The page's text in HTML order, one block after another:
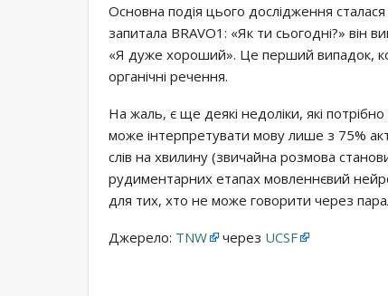
Основна подія цього дослідження
запитала BRAVO1: «Як ти сьогодні?» він
«Я дуже хороший». Це перший випадок,
органічні речення.
На жаль, є ще деякі недоліки, які
може інтерпретувати мову лише з 75%
слів на хвилину (звичайна розмова
рудиментарних етапах мовленнєвий
для тих, хто не може говорити через
Джерело: TNW через UCSF